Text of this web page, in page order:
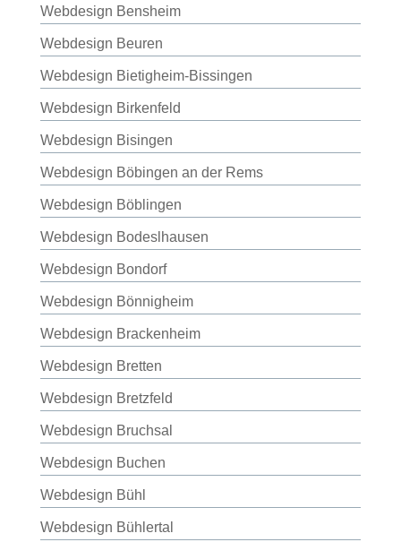
Webdesign Bensheim
Webdesign Beuren
Webdesign Bietigheim-Bissingen
Webdesign Birkenfeld
Webdesign Bisingen
Webdesign Böbingen an der Rems
Webdesign Böblingen
Webdesign Bodeslhausen
Webdesign Bondorf
Webdesign Bönnigheim
Webdesign Brackenheim
Webdesign Bretten
Webdesign Bretzfeld
Webdesign Bruchsal
Webdesign Buchen
Webdesign Bühl
Webdesign Bühlertal